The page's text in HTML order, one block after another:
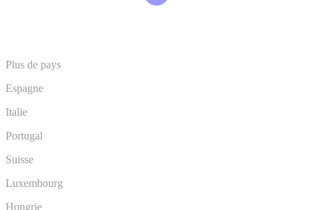
Plus de pays
Espagne
Italie
Portugal
Suisse
Luxembourg
Hongrie